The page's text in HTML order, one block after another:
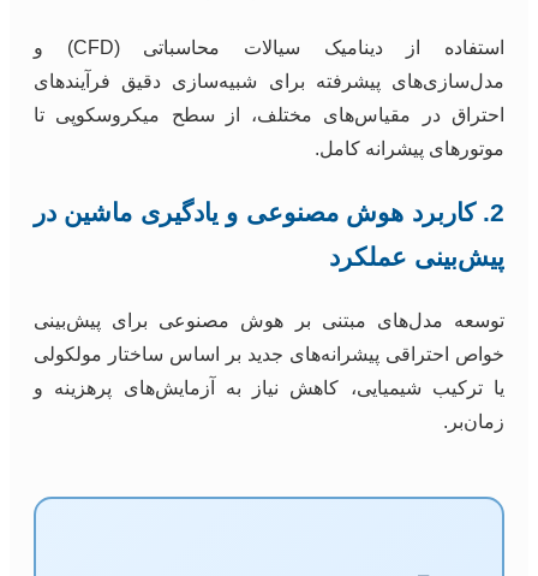
استفاده از دینامیک سیالات محاسباتی (CFD) و
مدل‌سازی‌های پیشرفته برای شبیه‌سازی دقیق فرآیندهای
احتراق در مقیاس‌های مختلف، از سطح میکروسکوپی تا
موتورهای پیشرانه کامل.
2. کاربرد هوش مصنوعی و یادگیری ماشین در
پیش‌بینی عملکرد
توسعه مدل‌های مبتنی بر هوش مصنوعی برای پیش‌بینی
خواص احتراقی پیشرانه‌های جدید بر اساس ساختار مولکولی
یا ترکیب شیمیایی، کاهش نیاز به آزمایش‌های پرهزینه و
زمان‌بر.